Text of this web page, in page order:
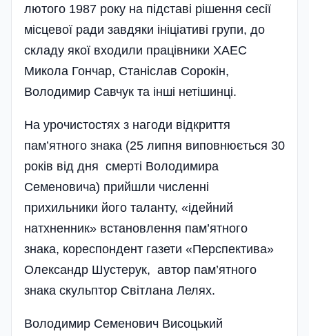
лютого 1987 року на підставі рішення сесії
місцевої ради завдяки ініціативі групи, до
складу якої входили працівники ХАЕС
Микола Гончар, Станіслав Сорокін,
Володимир Савчук та інші нетішинці.
На урочистостях з нагоди відкриття
пам’ятного знака (25 липня виповнюється 30
років від дня смерті Володимира
Семеновича) прийшли численні
прихильники його таланту, «ідейний
натхненник» встановлення пам’ятного
знака, кореспондент газети «Перспектива»
Олександр Шустерук, автор пам’ятного
знака скульптор Світлана Лелях.
Володимир Семенович Висоцький